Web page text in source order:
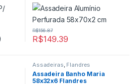
Faixa de preço: R$52.99 através
variantes. As opções podem ser
R$149.39
R$156.87
Assadeiras, Flandres
Assadeira Banho Maria
58x32x6 Flandres